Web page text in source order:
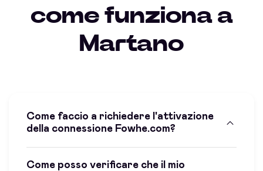
come funziona a
Martano
Come faccio a richiedere l'attivazione
della connessione Fowhe.com?
Come posso verificare che il mio